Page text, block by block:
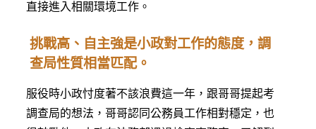
直接進入相關環境工作。
挑戰高、自主強是小政對工作的態度，調
查局性質相當匹配。
服役時小政忖度著不該浪費這一年，跟哥哥提起考
調查局的想法，哥哥認同公務員工作相對穩定，也